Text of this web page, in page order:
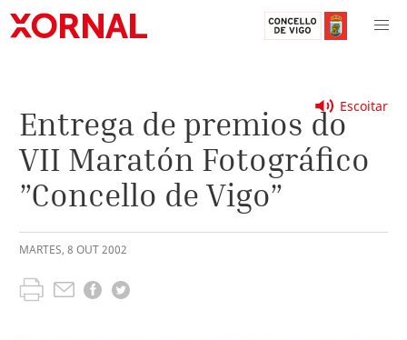
Escoitar
Entrega de premios do
VII Maratón Fotográfico
”Concello de Vigo”
MARTES, 8 OUT2002